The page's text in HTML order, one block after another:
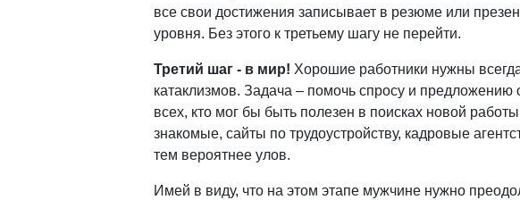
все свои достижения записывает в резюме или
уровня. Без этого к третьему шагу не перейти.
Третий шаг - в мир! Хорошие работники нужны
катаклизмов. Задача – помочь спросу и предложению
всех, кто мог бы быть полезен в поисках новой
знакомые, сайты по трудоустройству, кадровые
тем вероятнее улов.
Имей в виду, что на этом этапе мужчине нужно